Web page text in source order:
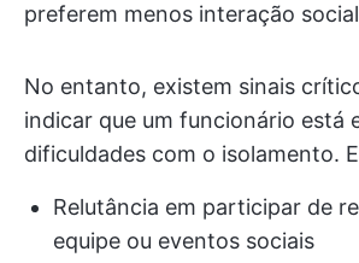
preferem menos interação
No entanto, existem sinais
indicar que um funcionário está
dificuldades com o isolamento.
Relutância em participar de
equipe ou eventos sociais